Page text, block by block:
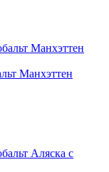
Манхэттен